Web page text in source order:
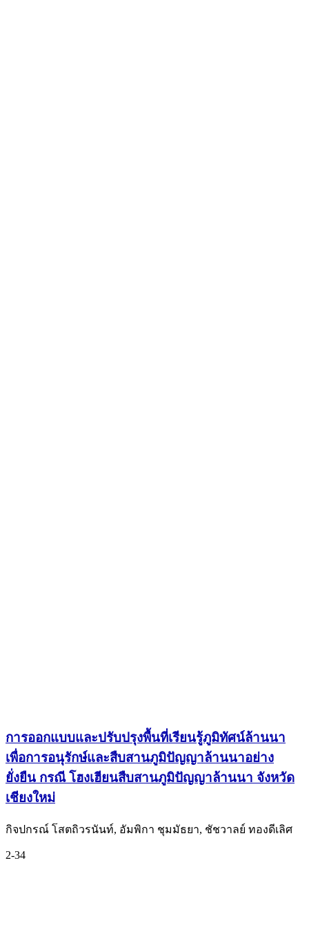
การออกแบบและปรับปรุงพื้นที่เรียนรู้ภูมิทัศน์ล้านนา
เพื่อการอนุรักษ์และสืบสานภูมิปัญญาล้านนาอย่าง
ยั่งยืน กรณี โฮงเฮียนสืบสานภูมิปัญญาล้านนา จังหวัด
เชียงใหม่
กิจปกรณ์ โสตถิวรนันท์, อัมพิกา ชุมมัธยา, ชัชวาลย์ ทองดีเลิศ
2-34